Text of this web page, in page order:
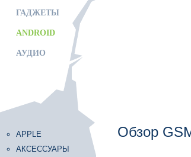
ГАДЖЕТЫ
ANDROID
АУДИО
APPLE
АКСЕССУАРЫ
Обзор